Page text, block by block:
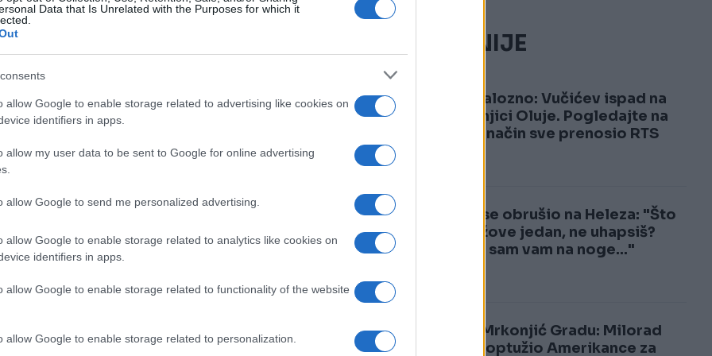
Data that Is Unrelated with the Purposes for which it
allow Google to enable storage related to advertising like cookies on
identifiers in apps.
allow my user data to be sent to Google for online advertising
allow Google to send me personalized advertising.
allow Google to enable storage related to analytics like cookies on
identifiers in apps.
allow Google to enable storage related to functionality of the website
allow Google to enable storage related to personalization.
je pravac i najprometniji i na njemu su bila
putnici i prijevoznici robe lakše moći
most preko Save koji je izgrađen još 2022.
Hrvatska i BiH.
NAJČITANIJE
1
Skandalozno: Vučićev ispad na
godišnjici Oluje. Pogledajte na
koji je način sve prenosio RTS
2
Vučić se obrušio na Heleza: "Što
me, lažove jedan, ne uhapsiš?
Došao sam vam na noge..."
Šok u Mrkonjić Gradu: Milorad
Dodik optužio Amerikance za